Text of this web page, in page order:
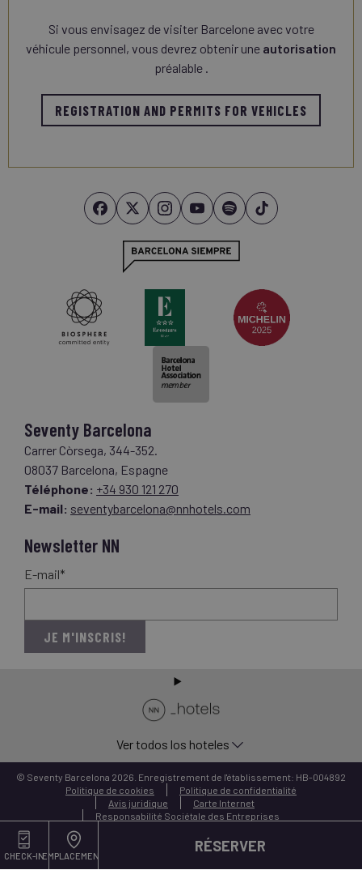
CHECK-INEMPLACEMENT
RÉSERVER
Si vous envisagez de visiter Barcelone avec votre
véhicule personnel, vous devrez obtenir une autorisation
préalable .
REGISTRATION AND PERMITS FOR VEHICLES
Seventy Barcelona
Carrer Còrsega, 344-352.
08037 Barcelona, Espagne
Téléphone: +34 930 121 270
E-mail: seventybarcelona@nnhotels.com
Newsletter NN
E-mail*
JE M'INSCRIS!
Ver todos los hoteles
© Seventy Barcelona 2026. Enregistrement de l'établissement: HB-004892
Politique de cookies
Politique de confidentialité
Avis juridique
Carte Internet
Responsabilité Sociétale des Entreprises